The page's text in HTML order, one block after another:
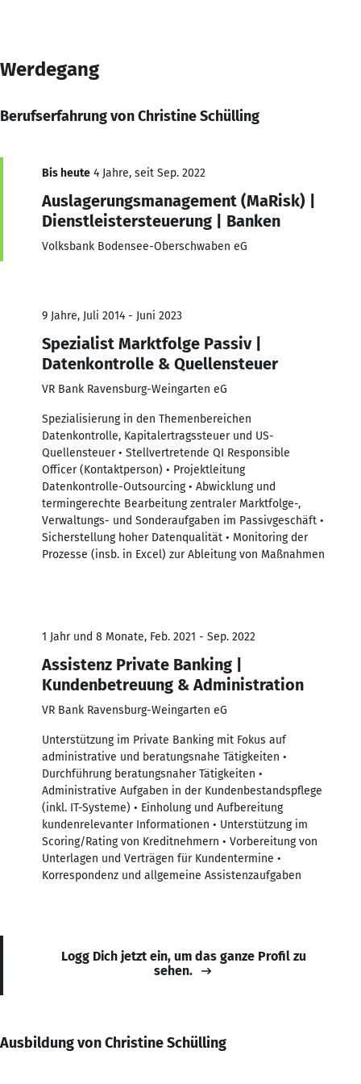
Werdegang
Berufserfahrung von Christine Schülling
Bis heute 4 Jahre, seit Sep. 2022
Auslagerungsmanagement (MaRisk) |
Dienstleistersteuerung | Banken
Volksbank Bodensee-Oberschwaben eG
9 Jahre, Juli 2014 - Juni 2023
Spezialist Marktfolge Passiv |
Datenkontrolle & Quellensteuer
VR Bank Ravensburg-Weingarten eG
Spezialisierung in den Themenbereichen
Datenkontrolle, Kapitalertragssteuer und US-
Quellensteuer • Stellvertretende QI Responsible
Officer (Kontaktperson) • Projektleitung
Datenkontrolle-Outsourcing • Abwicklung und
termingerechte Bearbeitung zentraler Marktfolge-,
Verwaltungs- und Sonderaufgaben im Passivgeschäft •
Sicherstellung hoher Datenqualität • Monitoring der
Prozesse (insb. in Excel) zur Ableitung von Maßnahmen
1 Jahr und 8 Monate, Feb. 2021 - Sep. 2022
Assistenz Private Banking |
Kundenbetreuung & Administration
VR Bank Ravensburg-Weingarten eG
Unterstützung im Private Banking mit Fokus auf
administrative und beratungsnahe Tätigkeiten •
Durchführung beratungsnaher Tätigkeiten •
Administrative Aufgaben in der Kundenbestandspflege
(inkl. IT-Systeme) • Einholung und Aufbereitung
kundenrelevanter Informationen • Unterstützung im
Scoring/Rating von Kreditnehmern • Vorbereitung von
Unterlagen und Verträgen für Kundentermine •
Korrespondenz und allgemeine Assistenzaufgaben
Logg Dich jetzt ein, um das ganze Profil zu
sehen.
Ausbildung von Christine Schülling